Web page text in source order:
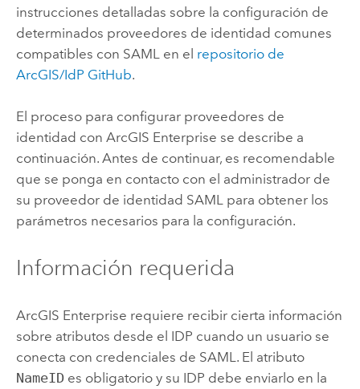
instrucciones detalladas sobre la configuración de
determinados proveedores de identidad comunes
compatibles con SAML en el repositorio de
ArcGIS/IdP GitHub.
El proceso para configurar proveedores de
identidad con ArcGIS Enterprise se describe a
continuación. Antes de continuar, es recomendable
que se ponga en contacto con el administrador de
su proveedor de identidad SAML para obtener los
parámetros necesarios para la configuración.
Información requerida
ArcGIS Enterprise requiere recibir cierta información
sobre atributos desde el IDP cuando un usuario se
conecta con credenciales de SAML . El atributo
NameIDes obligatorio y su IDP debe enviarlo en la